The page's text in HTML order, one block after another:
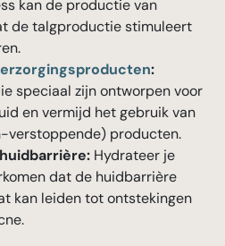
kan de productie van
de talgproductie stimuleert
:
speciaal zijn ontworpen voor
en vermijd het gebruik van
verstoppende) producten.
Hydrateer je
dat de huidbarrière
kan leiden tot ontstekingen